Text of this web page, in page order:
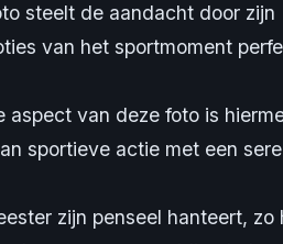
steelt de aandacht door zijn
van het sportmoment
aspect van deze foto is
sportieve actie met een
zijn penseel hanteert, zo